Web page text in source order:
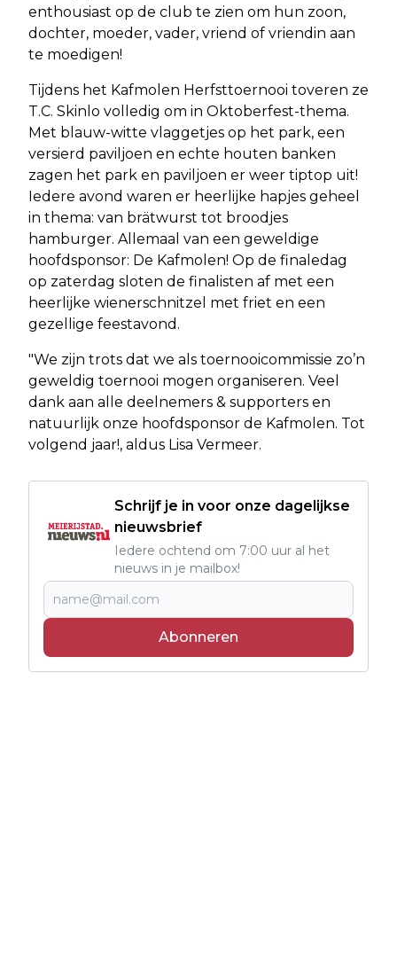
enthousiast op de club te zien om hun zoon,
dochter, moeder, vader, vriend of vriendin aan
te moedigen!
Tijdens het Kafmolen Herfsttoernooi toveren ze
T.C. Skinlo volledig om in Oktoberfest-thema.
Met blauw-witte vlaggetjes op het park, een
versierd paviljoen en echte houten banken
zagen het park en paviljoen er weer tiptop uit!
Iedere avond waren er heerlijke hapjes geheel
in thema: van brätwurst tot broodjes
hamburger. Allemaal van een geweldige
hoofdsponsor: De Kafmolen! Op de finaledag
op zaterdag sloten de finalisten af met een
heerlijke wienerschnitzel met friet en een
gezellige feestavond.
"We zijn trots dat we als toernooicommissie zo’n
geweldig toernooi mogen organiseren. Veel
dank aan alle deelnemers & supporters en
natuurlijk onze hoofdsponsor de Kafmolen. Tot
volgend jaar!, aldus Lisa Vermeer.
Schrijf je in voor onze dagelijkse
nieuwsbrief
Iedere ochtend om 7:00 uur al het
nieuws in je mailbox!
Abonneren